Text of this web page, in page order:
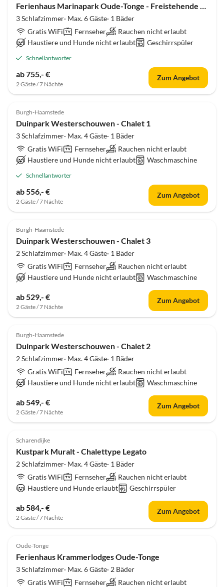
Ferienhaus Marinapark Oude-Tonge - Freistehende Deichhäuser
3 Schlafzimmer· Max. 6 Gäste· 1 Bäder
Gratis WiFi
Fernseher
Rauchen nicht erlaubt
Haustiere und Hunde nicht erlaubt
Geschirrspüler
Schnellantworter
ab 755,- €
2 Gäste / 7 Nächte
Zum Angebot
Burgh-Haamstede
Duinpark Westerschouwen - Chalet 1
3 Schlafzimmer· Max. 4 Gäste· 1 Bäder
Gratis WiFi
Fernseher
Rauchen nicht erlaubt
Haustiere und Hunde nicht erlaubt
Waschmaschine
Schnellantworter
ab 556,- €
2 Gäste / 7 Nächte
Zum Angebot
Burgh-Haamstede
Duinpark Westerschouwen - Chalet 3
2 Schlafzimmer· Max. 4 Gäste· 1 Bäder
Gratis WiFi
Fernseher
Rauchen nicht erlaubt
Haustiere und Hunde nicht erlaubt
Waschmaschine
ab 529,- €
2 Gäste / 7 Nächte
Zum Angebot
Burgh-Haamstede
Duinpark Westerschouwen - Chalet 2
2 Schlafzimmer· Max. 4 Gäste· 1 Bäder
Gratis WiFi
Fernseher
Rauchen nicht erlaubt
Haustiere und Hunde nicht erlaubt
Waschmaschine
ab 549,- €
2 Gäste / 7 Nächte
Zum Angebot
Scharendijke
Kustpark Muralt - Chalettype Legato
2 Schlafzimmer· Max. 4 Gäste· 1 Bäder
Gratis WiFi
Fernseher
Rauchen nicht erlaubt
Haustiere und Hunde erlaubt
Geschirrspüler
ab 584,- €
2 Gäste / 7 Nächte
Zum Angebot
Oude-Tonge
Ferienhaus Krammerlodges Oude-Tonge
3 Schlafzimmer· Max. 6 Gäste· 2 Bäder
Gratis WiFi
Fernseher
Rauchen nicht erlaubt